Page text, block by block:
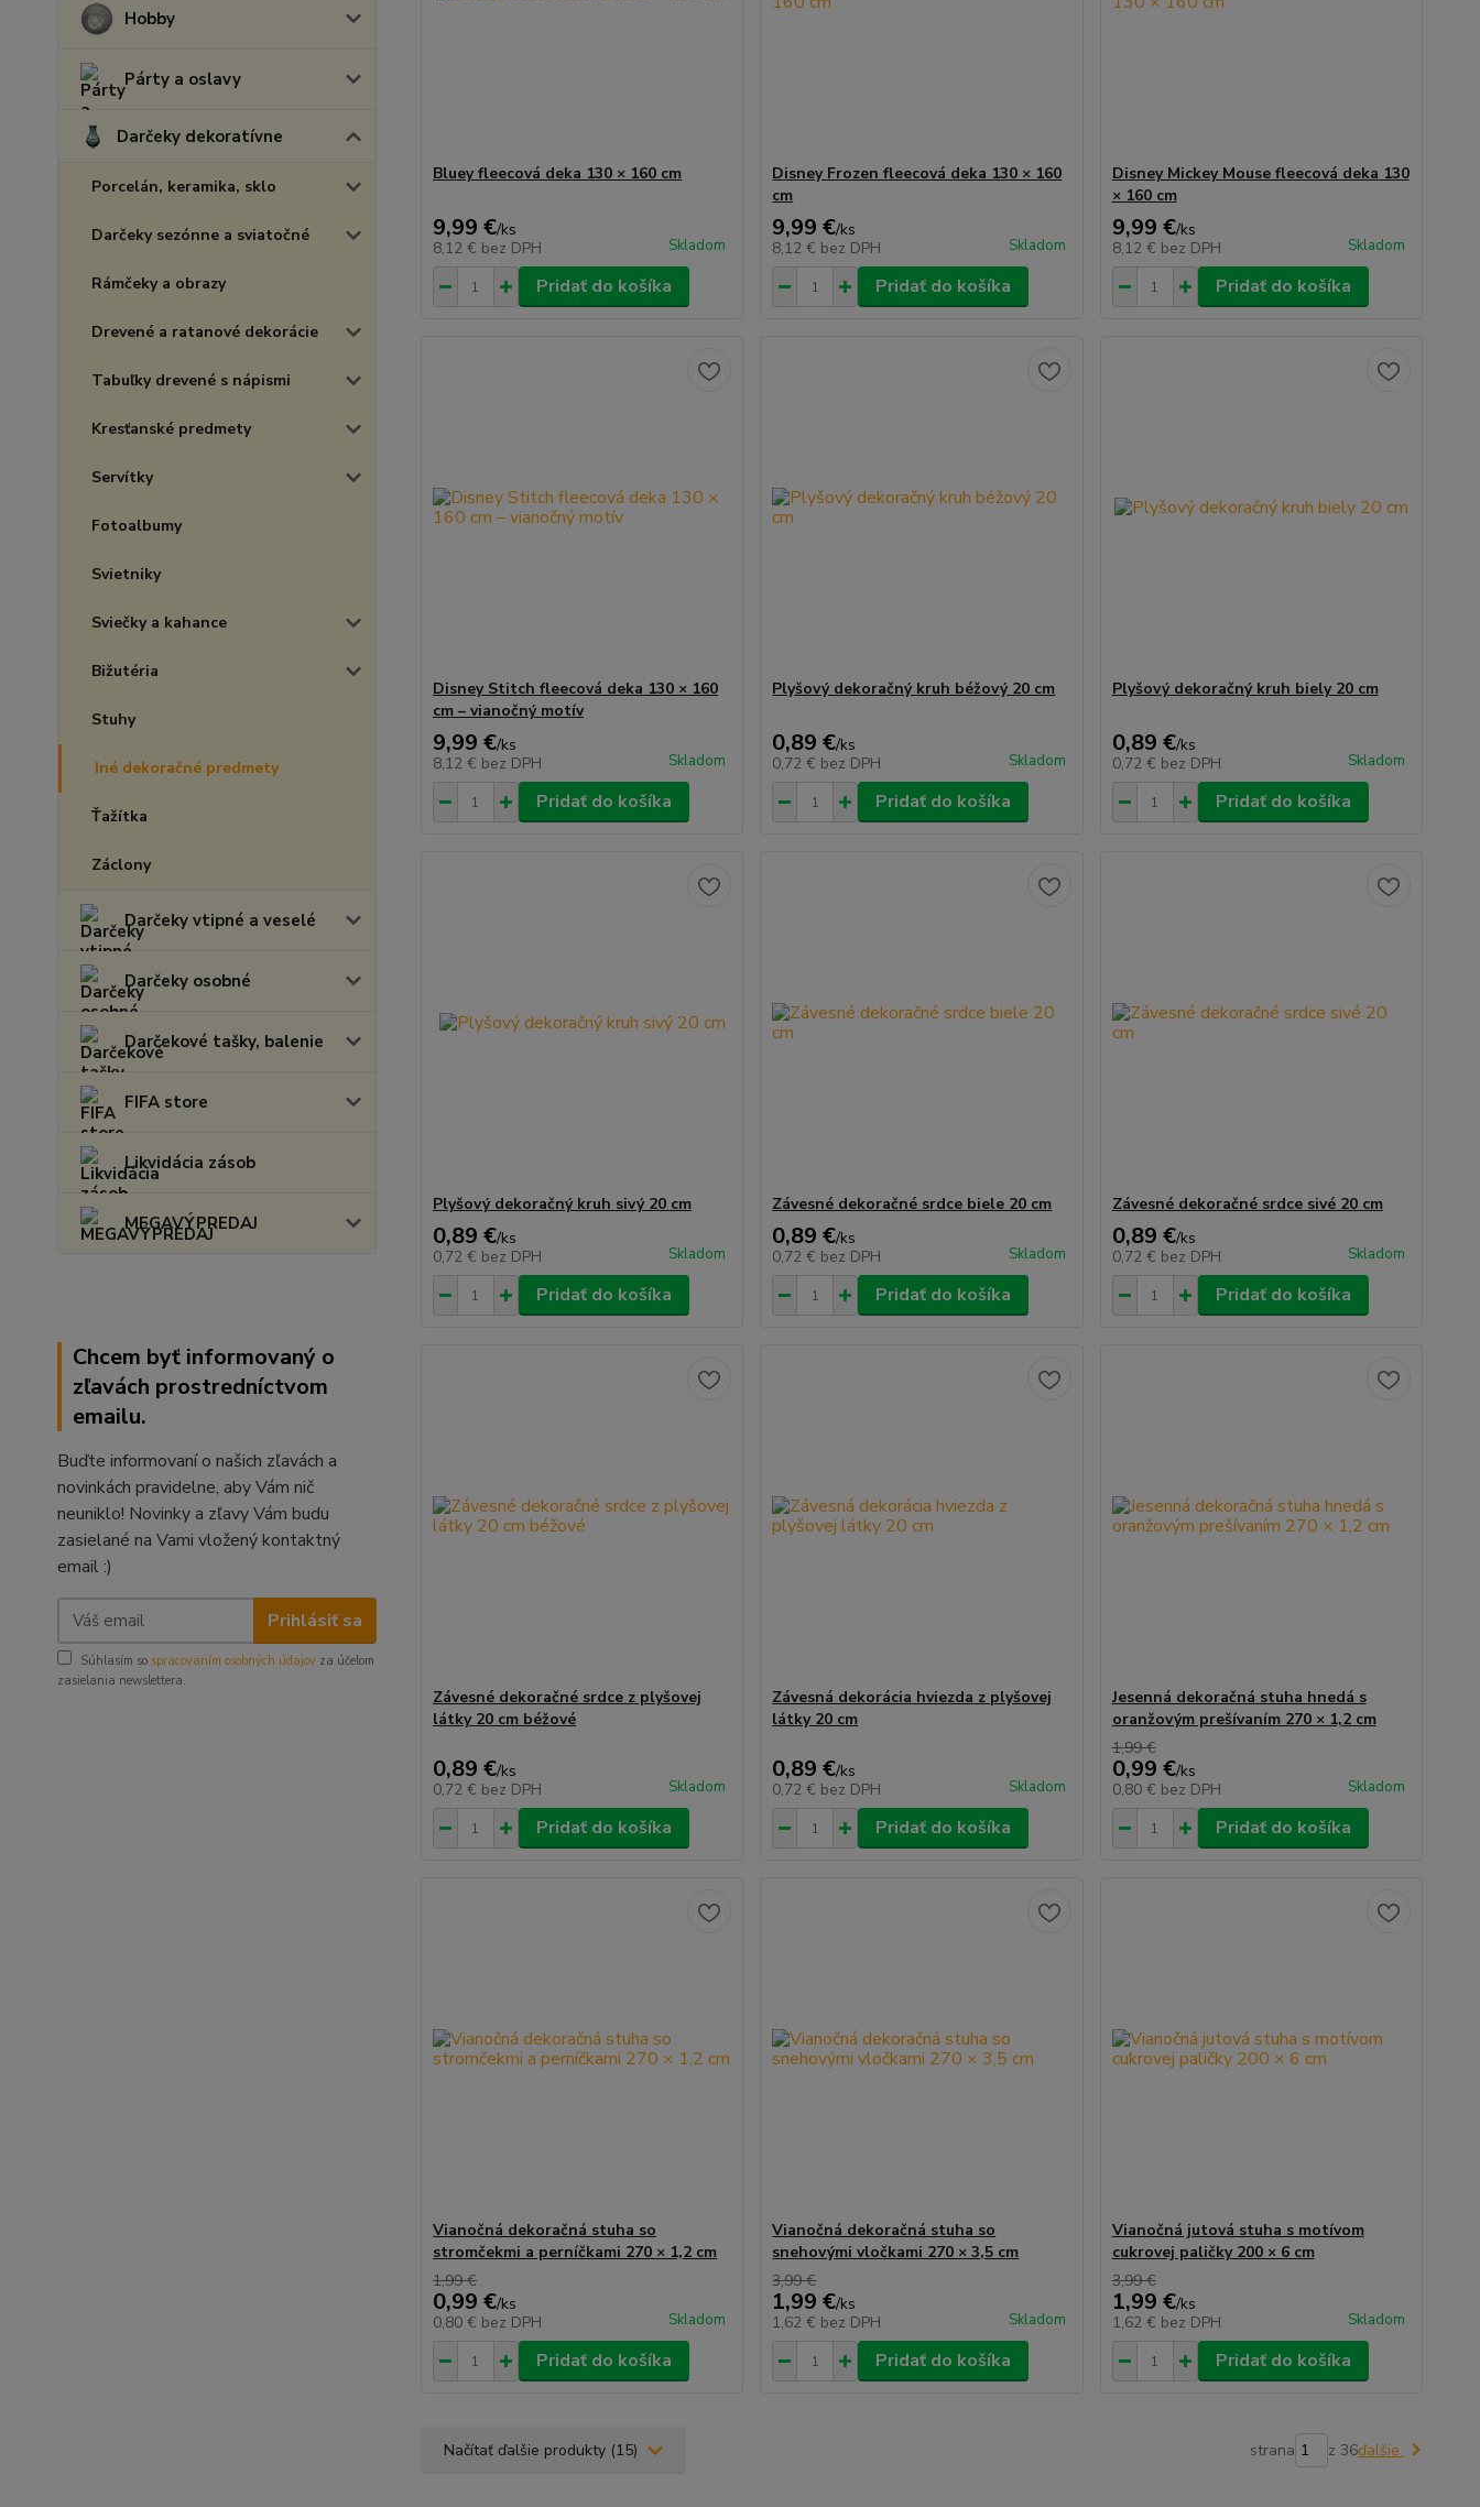
Hobby
Párty a oslavy
Darčeky dekoratívne
Porcelán, keramika, sklo
Darčeky sezónne a sviatočné
Rámčeky a obrazy
Drevené a ratanové dekorácie
Tabuľky drevené s nápismi
Kresťanské predmety
Servítky
Fotoalbumy
Svietniky
Sviečky a kahance
Bižutéria
Stuhy
Iné dekoračné predmety
Ťažítka
Záclony
Darčeky vtipné a veselé
Darčeky osobné
Darčekové tašky, balenie
FIFA store
Likvidácia zásob
MEGAVÝPREDAJ
Chcem byť informovaný o
zľavách prostredníctvom
emailu.
Buďte informovaní o našich zľavách a
novinkách pravidelne, aby Vám nič
neuniklo! Novinky a zľavy Vám budu
zasielané na Vami vložený kontaktný
email :)
Prihlásiť sa
Súhlasím so spracovaním osobných údajov za účelom
zasielania newslettera.
Bluey fleecová deka 130 × 160 cm
9,99 €/ks
8,12 € bez DPH Skladom
Pridať do košíka
Disney Frozen fleecová deka 130 × 160
cm
9,99 €/ks
8,12 € bez DPH Skladom
Pridať do košíka
Disney Mickey Mouse fleecová deka 130
× 160 cm
9,99 €/ks
8,12 € bez DPH Skladom
Pridať do košíka
Disney Stitch fleecová deka 130 × 160
cm – vianočný motív
9,99 €/ks
8,12 € bez DPH Skladom
Pridať do košíka
Plyšový dekoračný kruh béžový 20 cm
0,89 €/ks
0,72 € bez DPH Skladom
Pridať do košíka
Plyšový dekoračný kruh biely 20 cm
0,89 €/ks
0,72 € bez DPH Skladom
Pridať do košíka
Plyšový dekoračný kruh sivý 20 cm
0,89 €/ks
0,72 € bez DPH Skladom
Pridať do košíka
Závesné dekoračné srdce biele 20 cm
0,89 €/ks
0,72 € bez DPH Skladom
Pridať do košíka
Závesné dekoračné srdce sivé 20 cm
0,89 €/ks
0,72 € bez DPH Skladom
Pridať do košíka
Závesné dekoračné srdce z plyšovej
látky 20 cm béžové
0,89 €/ks
0,72 € bez DPH Skladom
Pridať do košíka
Závesná dekorácia hviezda z plyšovej
látky 20 cm
0,89 €/ks
0,72 € bez DPH Skladom
Pridať do košíka
Jesenná dekoračná stuha hnedá s
oranžovým prešívaním 270 × 1,2 cm
1,99 €
0,99 €/ks
0,80 € bez DPH Skladom
Pridať do košíka
Vianočná dekoračná stuha so
stromčekmi a perníčkami 270 × 1,2 cm
1,99 €
0,99 €/ks
0,80 € bez DPH Skladom
Pridať do košíka
Vianočná dekoračná stuha so
snehovými vločkami 270 × 3,5 cm
3,99 €
1,99 €/ks
1,62 € bez DPH Skladom
Pridať do košíka
Vianočná jutová stuha s motívom
cukrovej paličky 200 × 6 cm
3,99 €
1,99 €/ks
1,62 € bez DPH Skladom
Pridať do košíka
Načítať ďalšie produkty (15) strana z 36ďalšie